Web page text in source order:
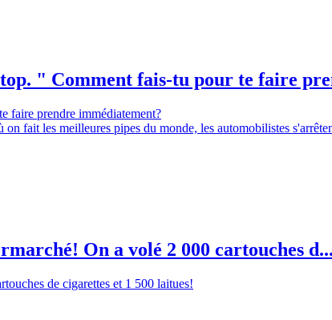
" Comment fais-tu pour te faire
faire prendre immédiatement?
fait les meilleures pipes du monde, les automobilistes
On a volé 2 000 cartouches
de cigarettes et 1 500 laitues!